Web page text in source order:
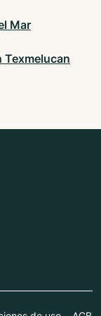
Mar
Texmelucan